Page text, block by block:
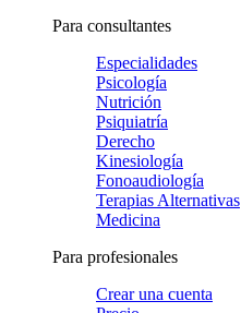
Para consultantes
Especialidades
Psicología
Nutrición
Psiquiatría
Derecho
Kinesiología
Fonoaudiología
Terapias Alternativas
Medicina
Para profesionales
Crear una cuenta